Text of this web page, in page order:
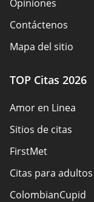
Opiniones
Contáctenos
Mapa del sitio
TOP Citas 2026
Amor en Linea
Sitios de citas
FirstMet
Citas para adultos
ColombianCupid